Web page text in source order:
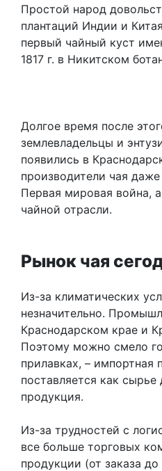
Простой народ
плантаций Индии и
первый чайный куст
1817 г. в Никитском
Долгое время после
землевладельцы и
появились в
производители чая
Первая мировая война,
чайной отрасли.
Рынок чая
Из-за климатических
незначительно.
Краснодарском крае и
Поэтому можно смело
прилавках, – импортная
поставляется как
продукция.
Из-за трудностей с
все больше торговых
продукции (от заказа